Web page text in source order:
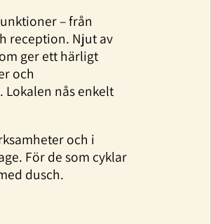
– från
reception. Njut av
ger ett härligt
och
nås enkelt
och i
För de som cyklar
dusch.